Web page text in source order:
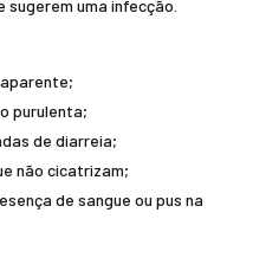
uma infecção.
purulenta;
de diarreia;
não cicatrizam;
de sangue ou pus na